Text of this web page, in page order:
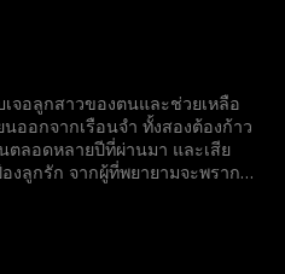
จอลูกสาวของตนและช่วยเหลือ
นออกจากเรือนจำ ทั้งสองต้องก้าว
ลอดหลายปีที่ผ่านมา และเสีย
งลูกรัก จากผู้ที่พยายามจะพราก